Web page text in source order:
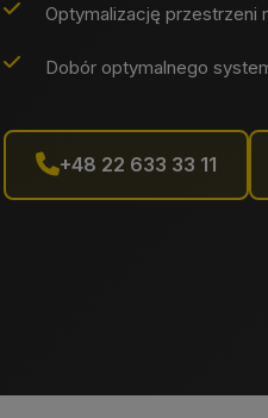
Optymalizację przestrzeni
Dobór optymalnego
+48 22 633 33 11